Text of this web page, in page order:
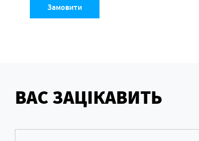
Замовити
ВАС ЗАЦІКАВИТЬ